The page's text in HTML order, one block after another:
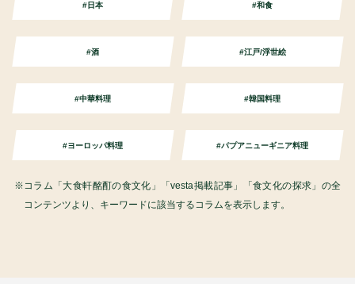
#日本 #和食
#酒 #江戸/浮世絵
#中華料理 #韓国料理
#ヨーロッパ料理 #パプアニューギニア料理
コラム「大食軒酩酊の食文化」「vesta掲載記事」「食文化の探求」の全
コンテンツより、キーワードに該当するコラムを表示します。